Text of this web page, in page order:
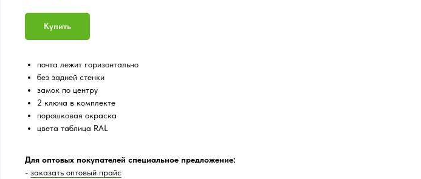
Купить
почта лежит горизонтально
без задней стенки
замок по центру
2 ключа в комплекте
порошковая окраска
цвета таблица RAL
Для оптовых покупателей специальное предложение:
- заказать оптовый прайс